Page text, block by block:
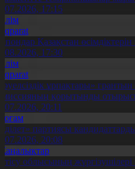
17:15
Қазақстан
17:30
ұрпақтары»
қорытынды
20:11
партиясы
20:08
облысының